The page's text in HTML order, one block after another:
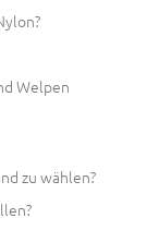
Welpen
zu wählen?